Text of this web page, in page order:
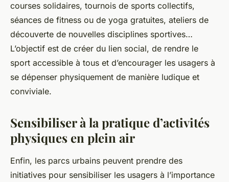
courses solidaires, tournois de sports collectifs,
séances de fitness ou de yoga gratuites, ateliers de
découverte de nouvelles disciplines sportives…
L’objectif est de créer du lien social, de rendre le
sport accessible à tous et d’encourager les usagers à
se dépenser physiquement de manière ludique et
conviviale.
Sensibiliser à la pratique d’activités
physiques en plein air
Enfin, les parcs urbains peuvent prendre des
initiatives pour sensibiliser les usagers à l’importance